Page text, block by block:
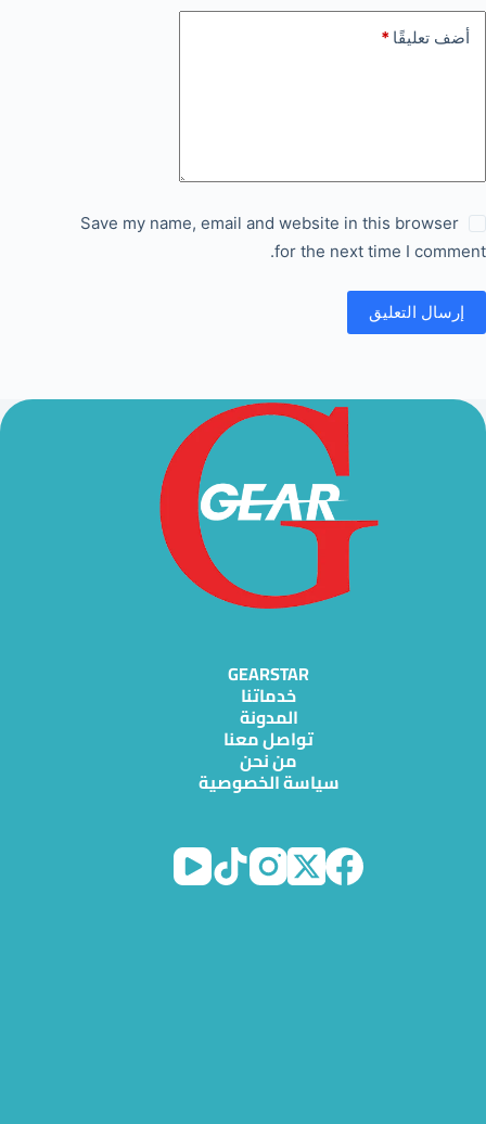
أضف تعليقًا *
Save my name, email and website in this browser
for the next time I comment.
إرسال التعليق
GEARSTAR
خدماتنا
المدونة
تواصل معنا
من نحن
سياسة الخصوصية